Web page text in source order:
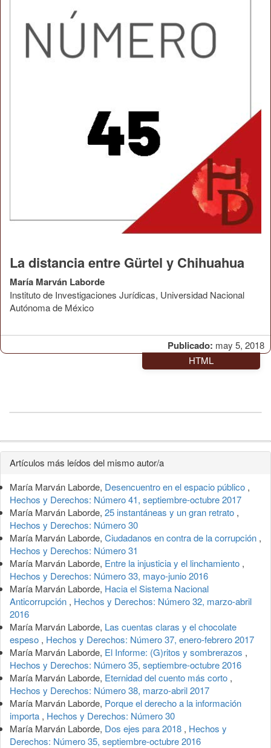
Publicado: may 5, 2018
La distancia entre Gürtel y Chihuahua
María Marván Laborde
Instituto de Investigaciones Jurídicas, Universidad Nacional
Autónoma de México
HTML
Detalles
del
artículo
Artículos más leídos del mismo autor/a
María Marván Laborde, Desencuentro en el espacio público ,
Hechos y Derechos: Número 41, septiembre-octubre 2017
María Marván Laborde, 25 instantáneas y un gran retrato ,
Hechos y Derechos: Número 30
María Marván Laborde, Ciudadanos en contra de la corrupción ,
Hechos y Derechos: Número 31
María Marván Laborde, Entre la injusticia y el linchamiento ,
Hechos y Derechos: Número 33, mayo-junio 2016
María Marván Laborde, Hacia el Sistema Nacional
Anticorrupción , Hechos y Derechos: Número 32, marzo-abril
2016
María Marván Laborde, Las cuentas claras y el chocolate
espeso , Hechos y Derechos: Número 37, enero-febrero 2017
María Marván Laborde, El Informe: (G)ritos y sombrerazos ,
Hechos y Derechos: Número 35, septiembre-octubre 2016
María Marván Laborde, Eternidad del cuento más corto ,
Hechos y Derechos: Número 38, marzo-abril 2017
María Marván Laborde, Porque el derecho a la información
importa , Hechos y Derechos: Número 30
María Marván Laborde, Dos ejes para 2018 , Hechos y
Derechos: Número 35, septiembre-octubre 2016